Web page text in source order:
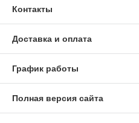
Контакты
Доставка и оплата
График работы
Полная версия сайта